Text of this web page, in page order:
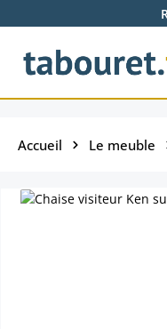
Passer au contenu
Accueil Le meuble